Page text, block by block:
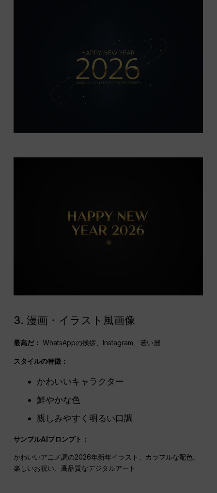
3. 漫画・イラスト風画像
最高だ： WhatsAppの挨拶、Instagram、若い層
スタイルの特徴：
かわいいキャラクター
鮮やかな色
親しみやすく明るい口調
サンプルAIプロンプト：
かわいいアニメ調の2026年新年イラスト、カラフルな配色、
楽しいお祝い、高品質なデジタルアート